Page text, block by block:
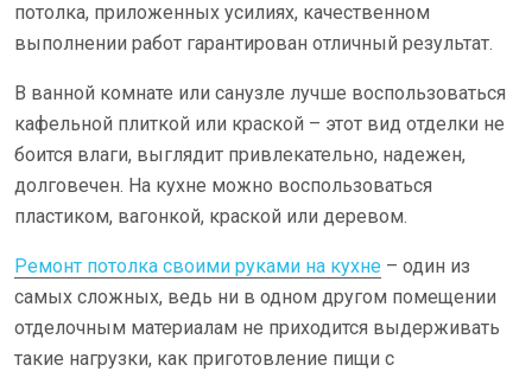
потолка, приложенных усилиях, качественном
выполнении работ гарантирован отличный результат.
В ванной комнате или санузле лучше воспользоваться
кафельной плиткой или краской – этот вид отделки не
боится влаги, выглядит привлекательно, надежен,
долговечен. На кухне можно воспользоваться
пластиком, вагонкой, краской или деревом.
Ремонт потолка своими руками на кухне – один из
самых сложных, ведь ни в одном другом помещении
отделочным материалам не приходится выдерживать
такие нагрузки, как приготовление пищи с